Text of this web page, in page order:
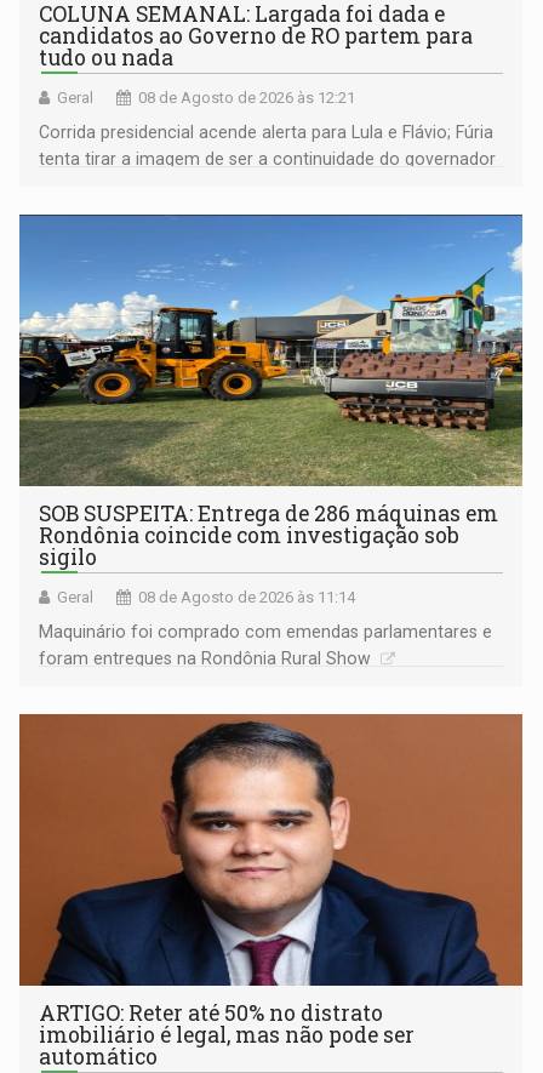
COLUNA SEMANAL: Largada foi dada e
candidatos ao Governo de RO partem para
tudo ou nada
Geral 08 de Agosto de 2026 às 12:21
Corrida presidencial acende alerta para Lula e Flávio; Fúria
tenta tirar a imagem de ser a continuidade do governador
não ter entrado no modo eleição; ABAV faz evento em
SOB SUSPEITA: Entrega de 286 máquinas em
Rondônia coincide com investigação sob
sigilo
Geral 08 de Agosto de 2026 às 11:14
Maquinário foi comprado com emendas parlamentares e
foram entregues na Rondônia Rural Show
ARTIGO: Reter até 50% no distrato
imobiliário é legal, mas não pode ser
automático